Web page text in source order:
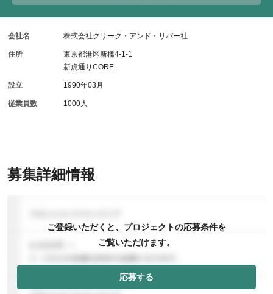
募集詳細情報
ご登録いただくと、プロジェクトの応募条件を
ご覧いただけます。
応募する
会社名 株式会社クリーク・アンド・リバー社
住所
東京都港区新橋4-1-1
新虎通りCORE
設立 1990年03月
従業員数 1000人